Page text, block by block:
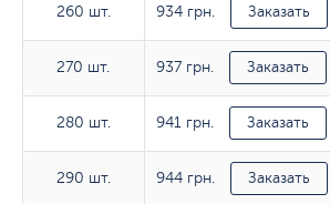
260 шт.
270 шт.
280 шт.
290 шт.
260 шт. 934 грн. Заказать
270 шт. 937 грн. Заказать
280 шт. 941 грн. Заказать
290 шт. 944 грн. Заказать